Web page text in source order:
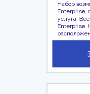
Набор
Enterprise,
услуга.
Enterprise.